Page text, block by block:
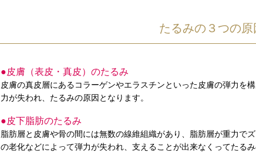
たるみの３つの原
●皮膚（表皮・真皮）のたるみ
皮膚の真皮層にあるコラーゲンやエラスチンといった皮膚の弾力を
力が失われ、たるみの原因となります。
●皮下脂肪のたるみ
脂肪層と皮膚や骨の間には無数の線維組織があり、脂肪層が重力で
の老化などによって弾力が失われ、支えることが出来なくってたる